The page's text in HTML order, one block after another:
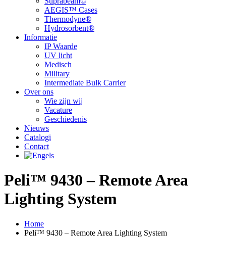
AEGIS™ Cases
Thermodyne®
Hydrosorbent®
Informatie
IP Waarde
UV licht
Medisch
Military
Intermediate Bulk Carrier
Over ons
Wie zijn wij
Vacature
Geschiedenis
Nieuws
Catalogi
Contact
Peli™ 9430 – Remote Area
Lighting System
Home
Peli™ 9430 – Remote Area Lighting System